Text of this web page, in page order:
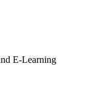
E-Learning